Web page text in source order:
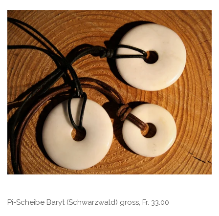
Pi-Scheibe Baryt (Schwarzwald) gross, Fr. 33.00